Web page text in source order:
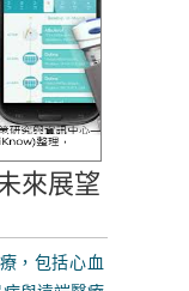
來展望
，包括心血